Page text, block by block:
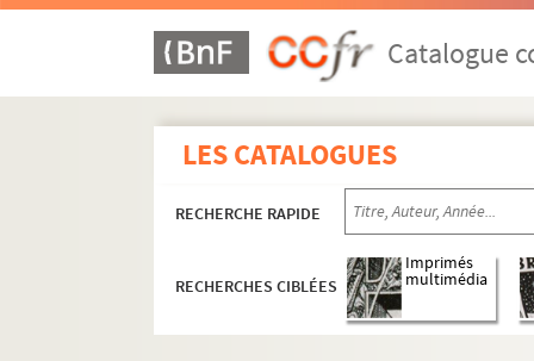
Catalogue
LES CATALOGUES
RECHERCHE RAPIDE
RECHERCHES CIBLÉES
Imprimés
multimédia